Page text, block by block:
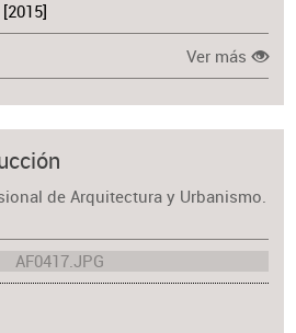
[2015]
Ver más
de Arquitectura y Urbanismo.